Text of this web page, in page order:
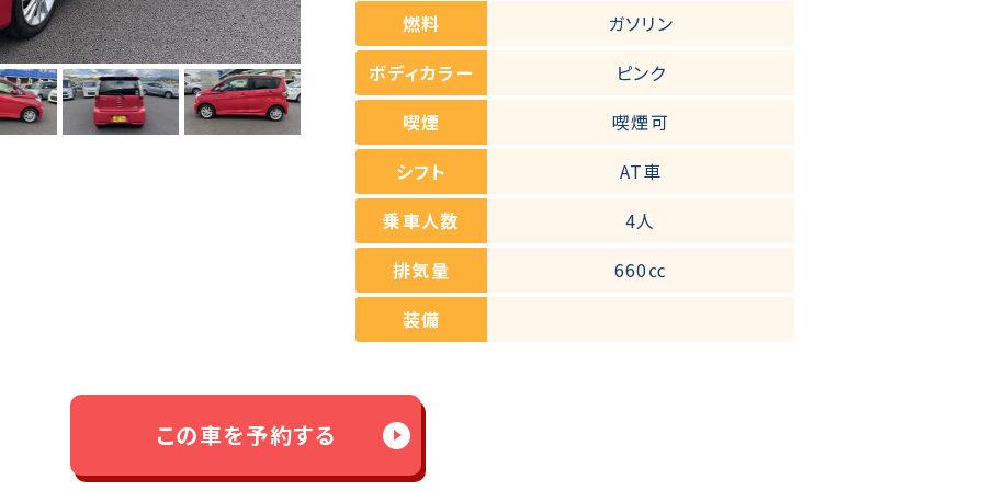
燃料
ガソリン
ボディカラー
ピンク
喫煙
喫煙可
シフト
AT車
乗車人数
4人
排気量
660㏄
装備
この車を予約する